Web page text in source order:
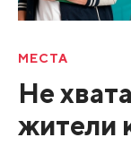
МЕСТА
Не
жители